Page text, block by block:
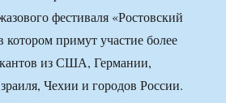
фестиваля «Ростовский
котором примут участие более
из США, Германии,
Чехии и городов России.